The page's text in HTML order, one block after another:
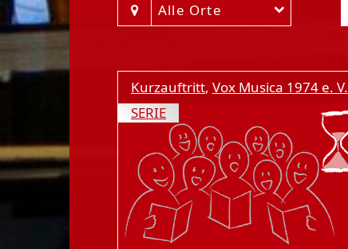
Alle Orte
Kurzauftritt, Vox Musica 1974 e. V.
SERIE